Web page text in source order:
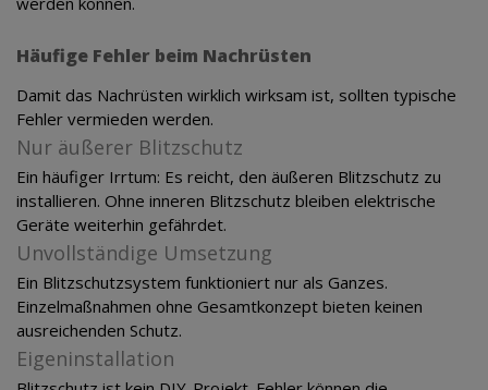
Häufige Fehler beim Nachrüsten
Damit das Nachrüsten wirklich wirksam ist, sollten typische
Fehler vermieden werden.
Nur äußerer Blitzschutz
Ein häufiger Irrtum: Es reicht, den äußeren Blitzschutz zu
installieren. Ohne inneren Blitzschutz bleiben elektrische
Geräte weiterhin gefährdet.
Unvollständige Umsetzung
Ein Blitzschutzsystem funktioniert nur als Ganzes.
Einzelmaßnahmen ohne Gesamtkonzept bieten keinen
ausreichenden Schutz.
Eigeninstallation